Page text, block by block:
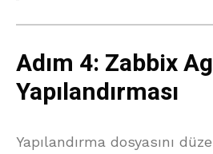
Adım 4: Zabbix
Yapılandırması
Yapılandırma dosyasını